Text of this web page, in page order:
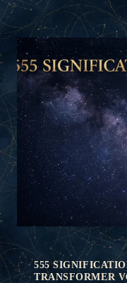
555
TRANSFORMER